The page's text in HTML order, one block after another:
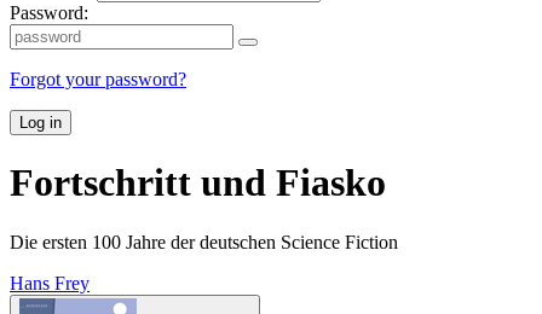
Password:
Forgot your password?
Log in
Fortschritt und Fiasko
Die ersten 100 Jahre der deutschen Science Fiction
Hans Frey